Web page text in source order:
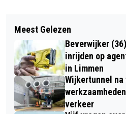
VANDAAG IN HET
NAAR
LE CHAMPION ZOEKT
VRIJWILLIGERS
WEEKEND
Meest Gelezen
Beverwijker
inrijden op
in Limmen
Wijkertunnel na
verkeer